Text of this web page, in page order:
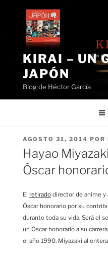
contenido
KIRAI – UN
JAPÓN
Blog de Héctor García
PUBLICADO
EL
AGOSTO 31, 2014 POR
Hayao
Óscar
El retirado director de anime y
Óscar honorario por su
durante toda su vida. Será el
un Óscar honorario a su
el año 1990. Miyazaki al